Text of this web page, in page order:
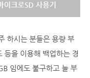
크로SD 사용기
하시는 분들은 용량 부
등을 이용해 백업하는 경
임에도 불구하고 늘 부